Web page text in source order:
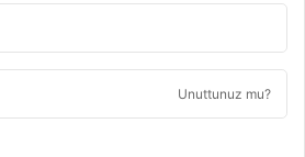
Unuttunuz mu?